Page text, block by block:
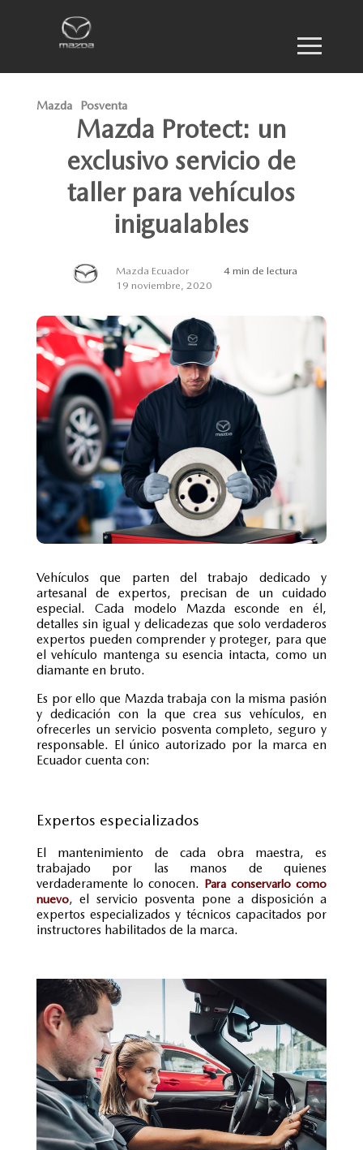
Mazda Posventa
Mazda Protect: un
exclusivo servicio de
taller para vehículos
inigualables
Mazda Ecuador
19 noviembre, 2020
4 min de lectura
Vehículos que parten del trabajo dedicado y
artesanal de expertos, precisan de un cuidado
especial. Cada modelo Mazda esconde en él,
detalles sin igual y delicadezas que solo verdaderos
expertos pueden comprender y proteger, para que
el vehículo mantenga su esencia intacta, como un
diamante en bruto.
Es por ello que Mazda trabaja con la misma pasión
y dedicación con la que crea sus vehículos, en
ofrecerles un servicio posventa completo, seguro y
responsable. El único autorizado por la marca en
Ecuador cuenta con:
Expertos especializados
El mantenimiento de cada obra maestra, es
trabajado por las manos de quienes
verdaderamente lo conocen. Para conservarlo como
nuevo, el servicio posventa pone a disposición a
expertos especializados y técnicos capacitados por
instructores habilitados de la marca.